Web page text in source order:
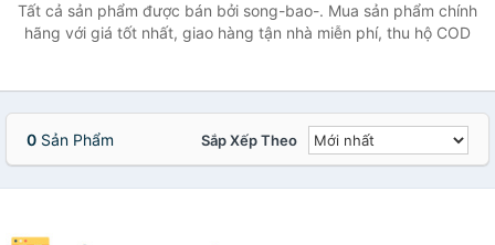
Tất cả sản phẩm được bán bởi song-bao-. Mua sản phẩm chính
hãng với giá tốt nhất, giao hàng tận nhà miễn phí, thu hộ COD
0 Sản Phẩm Sắp Xếp Theo